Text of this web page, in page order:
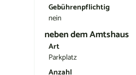
Gebührenpflichtig
nein
neben dem Amtshaus
Art
Parkplatz
Anzahl